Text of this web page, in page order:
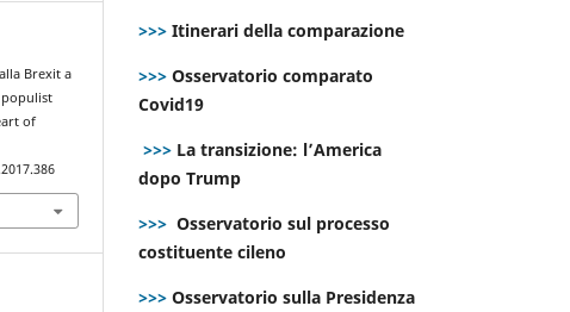
Brexit a
populist
of
>>> Itinerari della comparazione
>>> Osservatorio comparato
Covid19
>>> La transizione: l’America
dopo Trump
>>> Osservatorio sul processo
costituente cileno
>>> Osservatorio sulla Presidenza